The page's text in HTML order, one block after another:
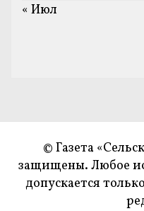
« Июл
© Газета
защищены. Любое
допускается